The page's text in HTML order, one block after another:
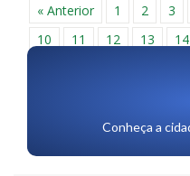
« Anterior 1 2 3
10
11 12 13 14
Conheça a